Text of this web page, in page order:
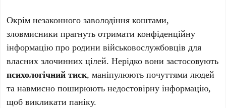
Окрім незаконного заволодіння коштами,
зловмисники прагнуть отримати конфіденційну
інформацію про родини військовослужбовців для
власних злочинних цілей. Нерідко вони застосовують
психологічний тиск, маніпулюють почуттями людей
та навмисно поширюють недостовірну інформацію,
щоб викликати паніку.